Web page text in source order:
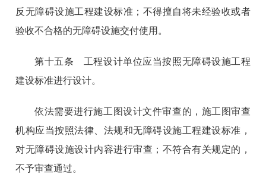
反无障碍设施工程建设标准；不得擅自将未经验收或者
验收不合格的无障碍设施交付使用。
第十五条 工程设计单位应当按照无障碍设施工程
建设标准进行设计。
依法需要进行施工图设计文件审查的，施工图审查
机构应当按照法律、法规和无障碍设施工程建设标准，
对无障碍设施设计内容进行审查；不符合有关规定的，
不予审查通过。